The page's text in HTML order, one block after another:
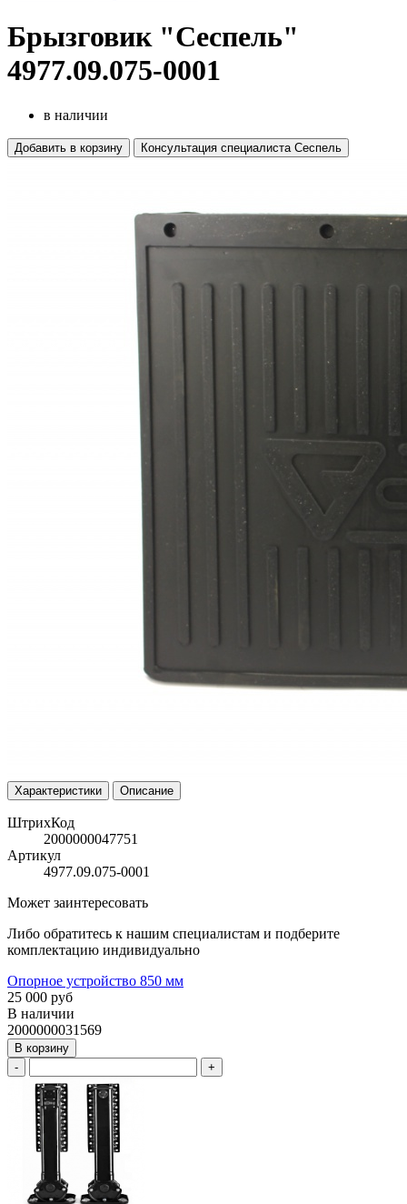
Брызговик "Сеспель"
4977.09.075-0001
в наличии
Добавить в корзину Консультация специалиста Сеспель
Характеристики Описание
ШтрихКод
2000000047751
Артикул
4977.09.075-0001
Может заинтересовать
Либо обратитесь к нашим специалистам и подберите
комплектацию индивидуально
Опорное устройство 850 мм
25 000 руб
В наличии
2000000031569
В корзину
-
+